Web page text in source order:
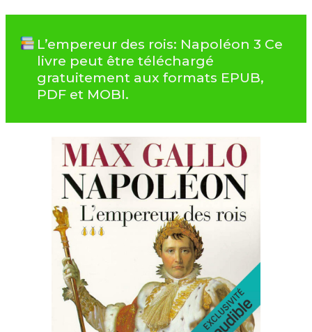
L’empereur des rois: Napoléon 3 Ce
livre peut être téléchargé
gratuitement aux formats EPUB,
PDF et MOBI.